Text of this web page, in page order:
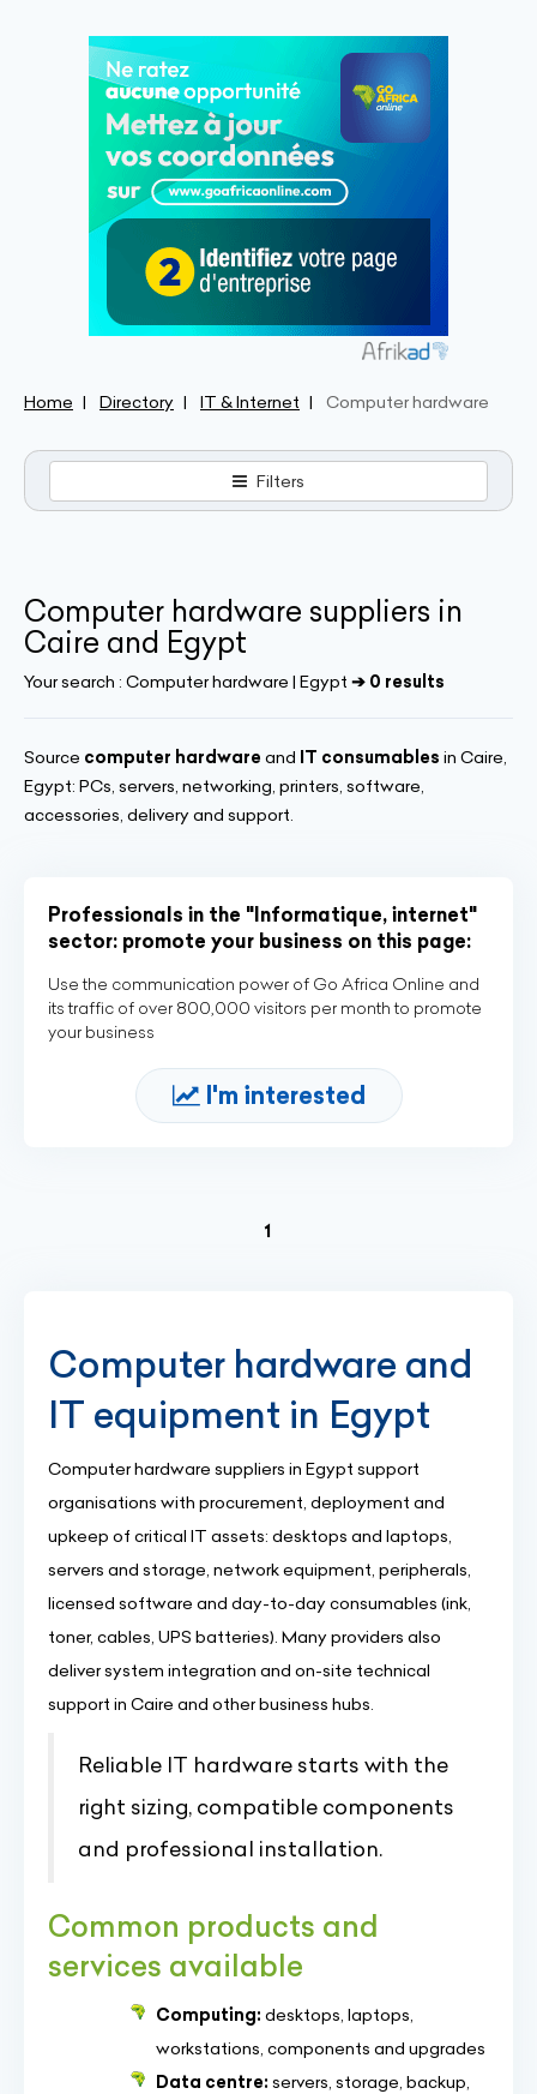
Home Directory IT & Internet Computer hardware
Filters
Computer hardware suppliers in
Caire and Egypt
Your search : Computer hardware | Egypt ➔ 0 results
Source computer hardware and IT consumables in Caire,
Egypt: PCs, servers, networking, printers, software,
accessories, delivery and support.
Professionals in the "Informatique, internet"
sector: promote your business on this page:
Use the communication power of Go Africa Online and
its traffic of over 800,000 visitors per month to promote
your business
I'm interested
1
Computer hardware and
IT equipment in Egypt
Computer hardware suppliers in Egypt support
organisations with procurement, deployment and
upkeep of critical IT assets: desktops and laptops,
servers and storage, network equipment, peripherals,
licensed software and day-to-day consumables (ink,
toner, cables, UPS batteries). Many providers also
deliver system integration and on-site technical
support in Caire and other business hubs.
Reliable IT hardware starts with the
right sizing, compatible components
and professional installation.
Common products and
services available
Computing: desktops, laptops,
workstations, components and upgrades
Data centre: servers, storage, backup,